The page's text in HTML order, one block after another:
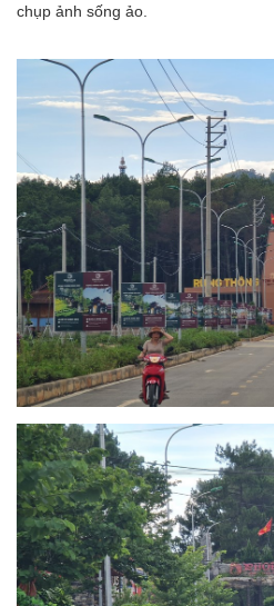
chụp ảnh sống ảo.